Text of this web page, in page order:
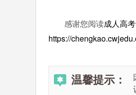
感谢您阅读成人高
https://
温馨提示：